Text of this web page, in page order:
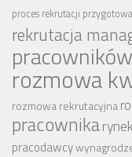
proces rekrutacji
rekrutacja
pracowników
rozmowa
rozmowa rekrutacyjna
pracownika
pracodawcy